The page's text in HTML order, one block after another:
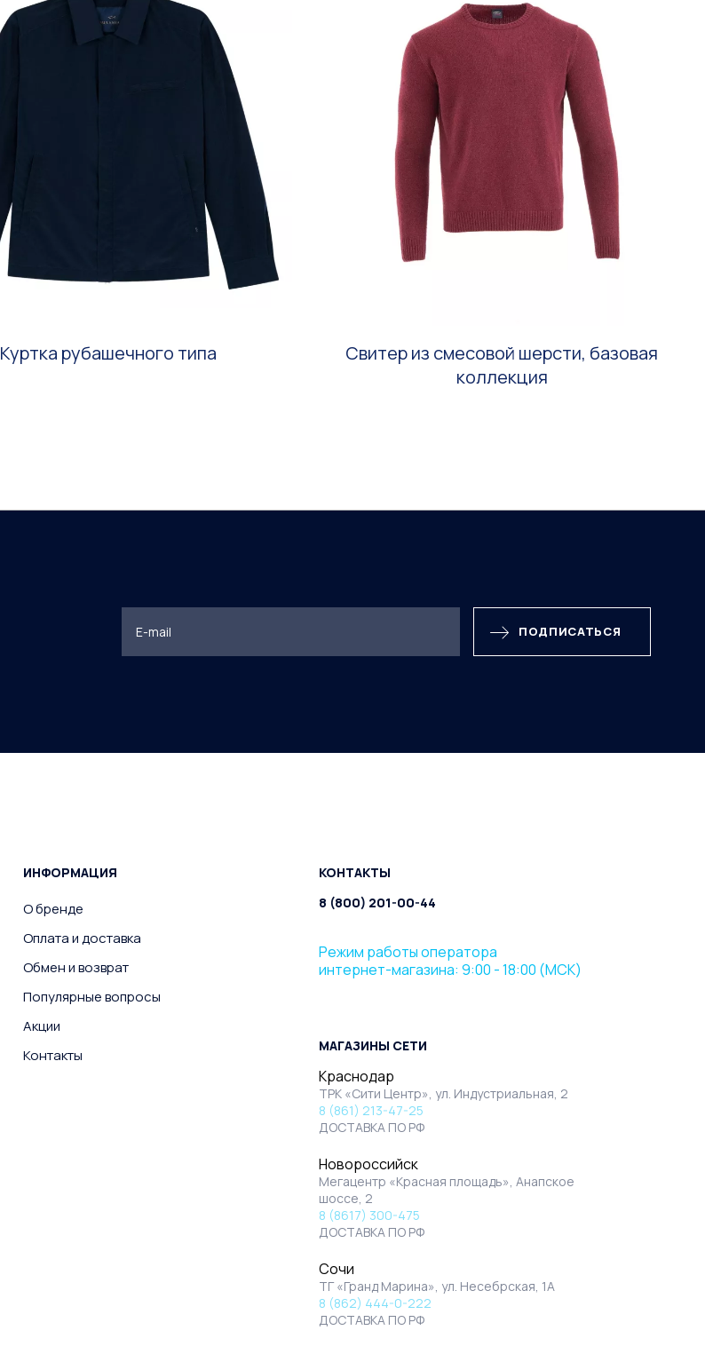
Куртка рубашечного типа
Свитер из смесовой шерсти, базовая
коллекция
ПОДПИСАТЬСЯ
ИНФОРМАЦИЯ
О бренде
Оплата и доставка
Обмен и возврат
Популярные вопросы
Акции
Контакты
КОНТАКТЫ
8 (800) 201-00-44
Режим работы оператора
интернет-магазина: 9:00 - 18:00 (МСК)
МАГАЗИНЫ СЕТИ
Краснодар
ТРК «Сити Центр», ул. Индустриальная, 2
8 (861) 213-47-25
ДОСТАВКА ПО РФ
Новороссийск
Мегацентр «Красная площадь», Анапское
шоссе, 2
8 (8617) 300-475
ДОСТАВКА ПО РФ
Сочи
ТГ «Гранд Марина», ул. Несебрская, 1А
8 (862) 444-0-222
ДОСТАВКА ПО РФ